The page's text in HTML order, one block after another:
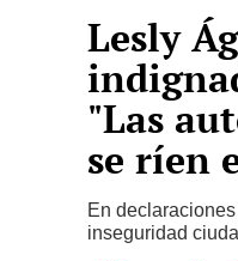
Lesly
"Las
se ríen
En
inseguridad